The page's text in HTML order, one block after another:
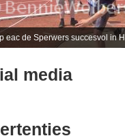
eac de Sperwers succesvol in
media